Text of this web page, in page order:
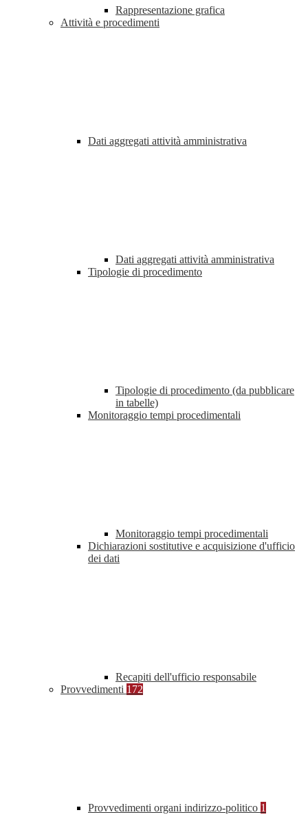
Rappresentazione grafica
Attività e procedimenti
Dati aggregati attività amministrativa
Dati aggregati attività amministrativa
Tipologie di procedimento
Tipologie di procedimento (da pubblicare
in tabelle)
Monitoraggio tempi procedimentali
Monitoraggio tempi procedimentali
Dichiarazioni sostitutive e acquisizione d'ufficio
dei dati
Recapiti dell'ufficio responsabile
Provvedimenti 172
Provvedimenti organi indirizzo-politico 1